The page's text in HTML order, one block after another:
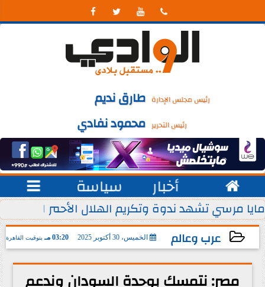
   
رئيس مجلس الإدارة طارق نديم
رئيس التحرير محمود نفادي
 أخبار سياسة 
يوليو من كل عام
مايا مرسي تشهد ندوة وتكريم الهلال الأحمر
عرب وعالم الخميس، 30 أكتوبر 2025 03:20 مـ بتوقيت القاهرة
2025-10-30 15:20:03
مصر: نتمسك بوحدة السودان وندعم